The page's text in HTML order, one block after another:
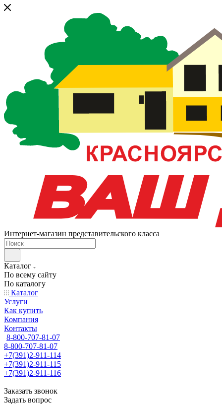
Интернет-магазин представительского класса
Каталог
По всему сайту
По каталогу
Каталог
Услуги
Как купить
Компания
Контакты
8-800-707-81-07
8-800-707-81-07
+7(391)2-911-114
+7(391)2-911-115
+7(391)2-911-116
Заказать звонок
Задать вопрос